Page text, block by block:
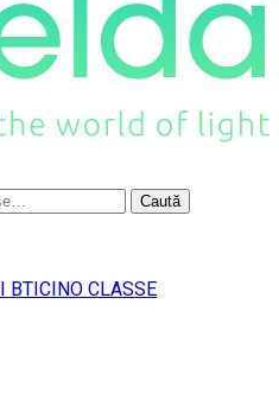
Caută
BTICINO CLASSE